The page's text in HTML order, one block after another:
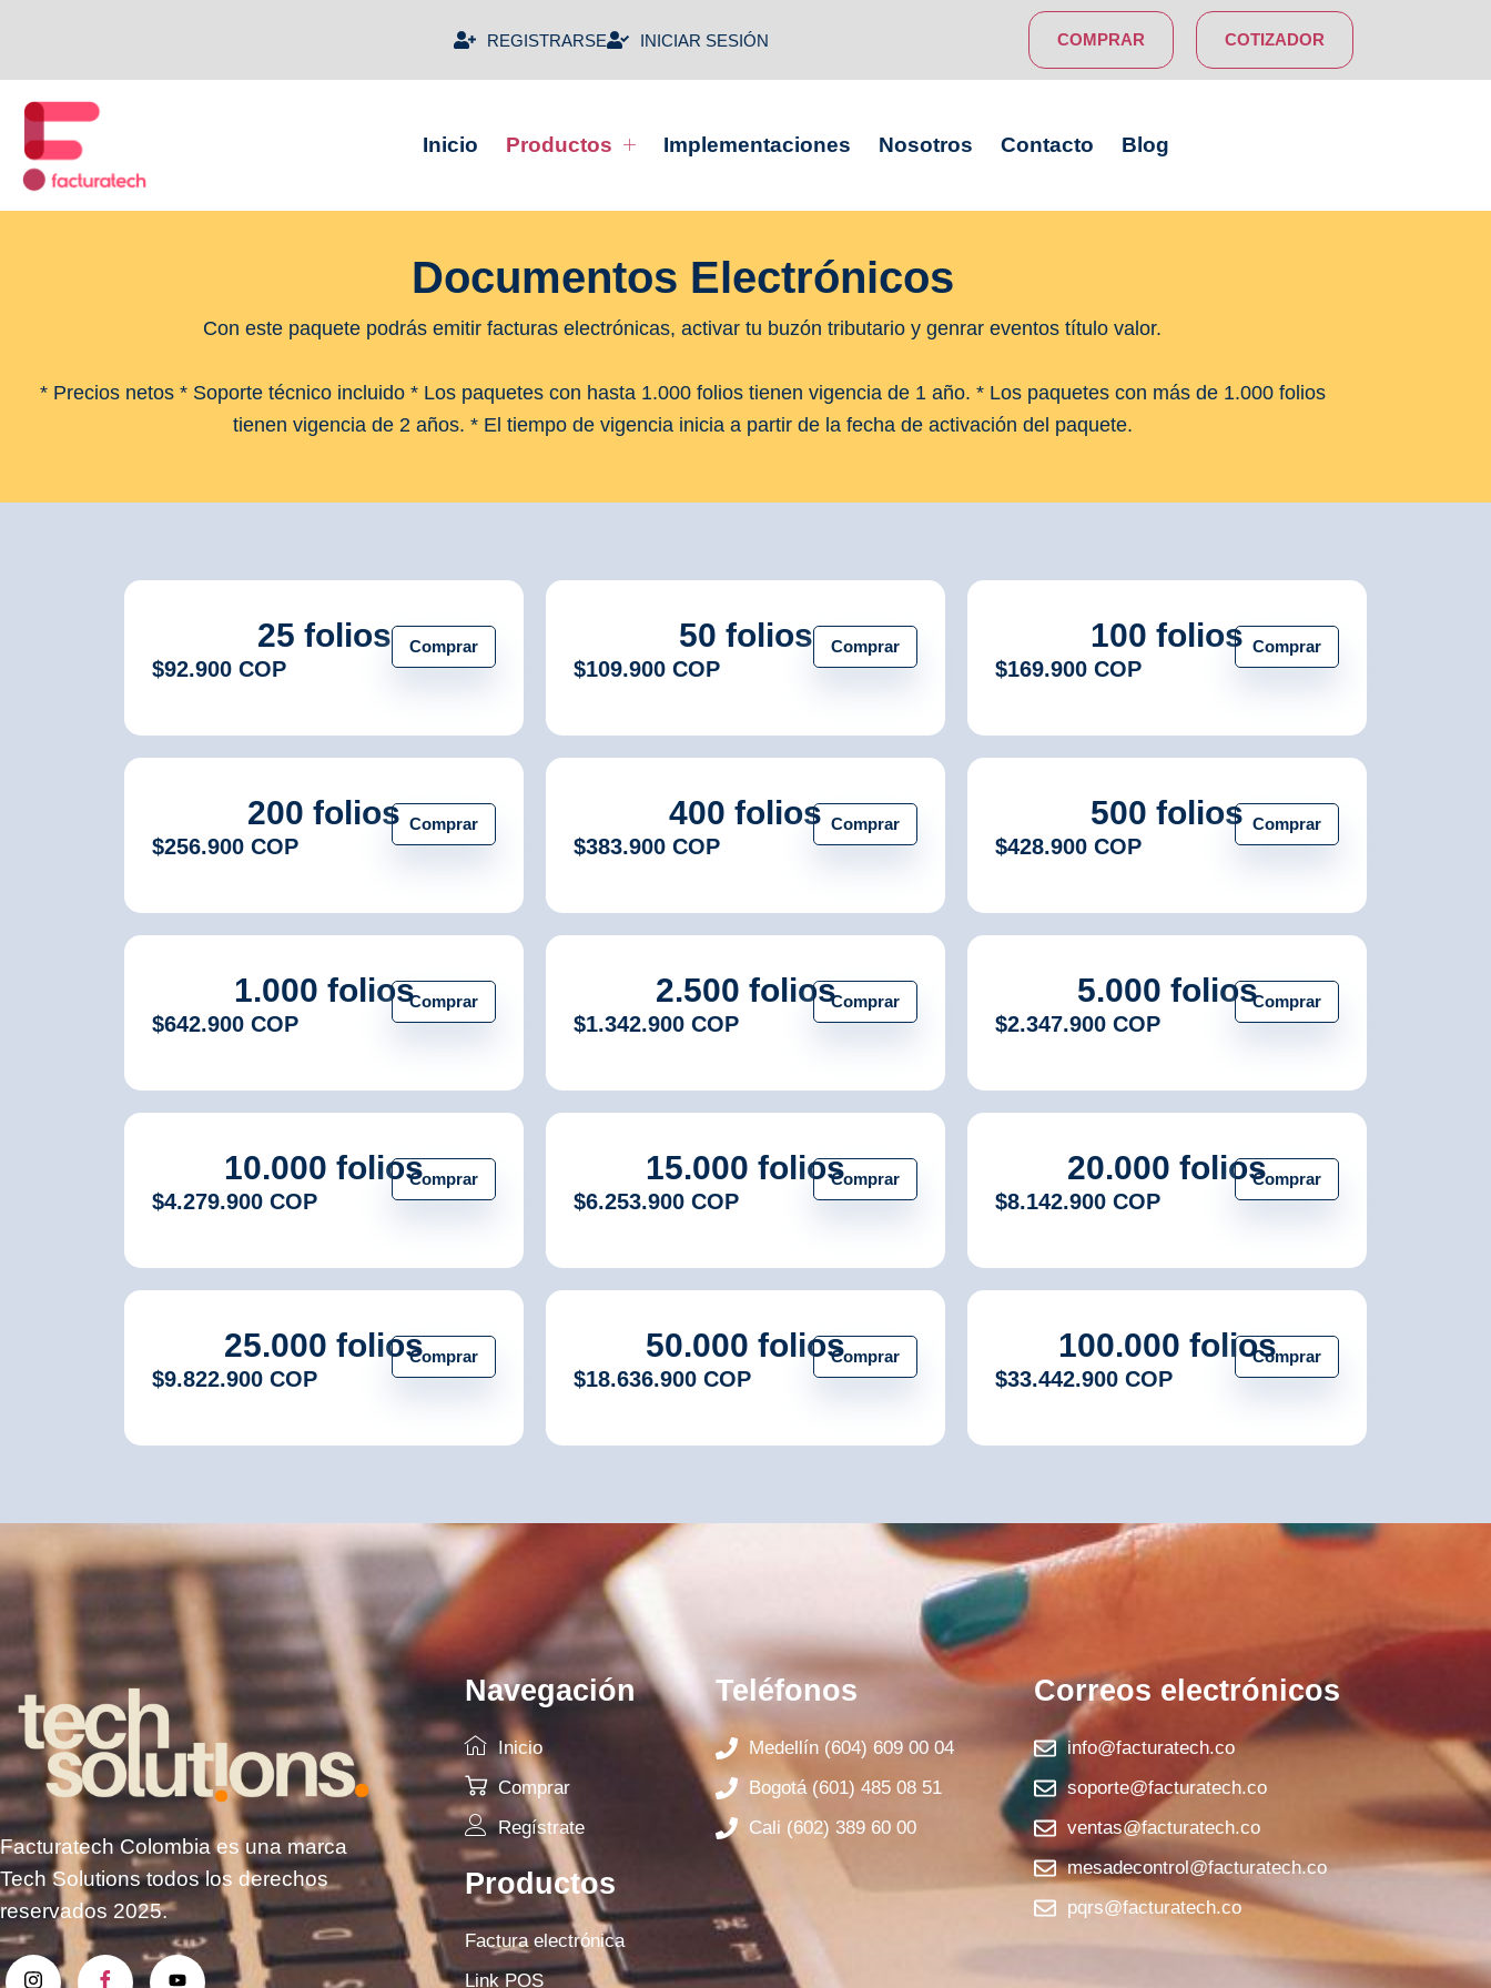
REGISTRARSE INICIAR SESIÓN COMPRAR COTIZADOR
Inicio Productos Implementaciones Nosotros Contacto Blog
Documentos Electrónicos
Con este paquete podrás emitir facturas electrónicas, activar tu buzón tributario y genrar eventos título valor.
* Precios netos * Soporte técnico incluido * Los paquetes con hasta 1.000 folios tienen vigencia de 1 año. * Los paquetes con más de 1.000 folios
tienen vigencia de 2 años. * El tiempo de vigencia inicia a partir de la fecha de activación del paquete.
25 folios
$92.900 COP
Comprar 50 folios
$109.900 COP
Comprar 100 folios
$169.900 COP
Comprar
200 folios
$256.900 COP
Comprar 400 folios
$383.900 COP
Comprar 500 folios
$428.900 COP
Comprar
1.000 folios
$642.900 COP
Comprar 2.500 folios
$1.342.900 COP
Comprar 5.000 folios
$2.347.900 COP
Comprar
10.000 folios
$4.279.900 COP
Comprar 15.000 folios
$6.253.900 COP
Comprar 20.000 folios
$8.142.900 COP
Comprar
25.000 folios
$9.822.900 COP
Comprar 50.000 folios
$18.636.900 COP
Comprar 100.000 folios
$33.442.900 COP
Comprar
Facturatech Colombia es una marca
Tech Solutions todos los derechos
reservados 2025.
Navegación
Inicio
Comprar
Regístrate
Productos
Factura electrónica
Link POS
Teléfonos
Medellín (604) 609 00 04
Bogotá (601) 485 08 51
Cali (602) 389 60 00
Correos electrónicos
info@facturatech.co
soporte@facturatech.co
ventas@facturatech.co
mesadecontrol@facturatech.co
pqrs@facturatech.co